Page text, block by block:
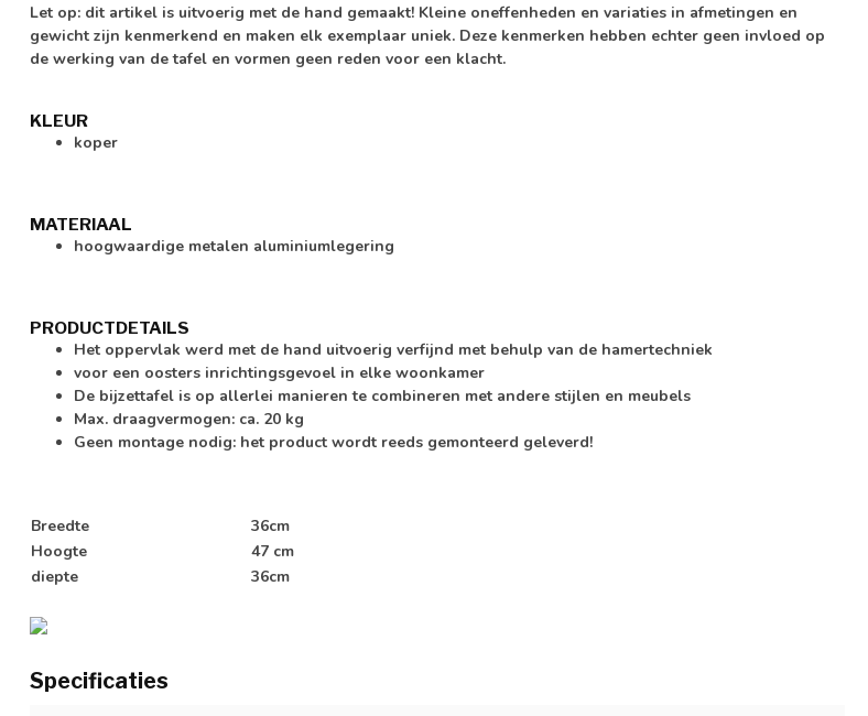
Let op: dit artikel is uitvoerig met de hand gemaakt! Kleine oneffenheden en variaties in afmetingen en
gewicht zijn kenmerkend en maken elk exemplaar uniek. Deze kenmerken hebben echter geen invloed op
de werking van de tafel en vormen geen reden voor een klacht.
KLEUR
koper
MATERIAAL
hoogwaardige metalen aluminiumlegering
PRODUCTDETAILS
Het oppervlak werd met de hand uitvoerig verfijnd met behulp van de hamertechniek
voor een oosters inrichtingsgevoel in elke woonkamer
De bijzettafel is op allerlei manieren te combineren met andere stijlen en meubels
Max. draagvermogen: ca. 20 kg
Geen montage nodig: het product wordt reeds gemonteerd geleverd!
Breedte
36cm
Hoogte
47 cm
diepte
36cm
Specificaties